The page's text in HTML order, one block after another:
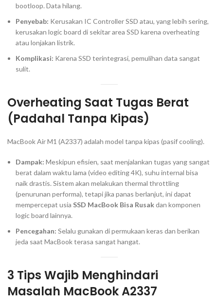
bootloop. Data hilang.
Penyebab: Kerusakan IC ControllerSSD atau, yang lebih sering,
kerusakan logic board di sekitar area SSD karena overheating
atau lonjakan listrik.
Komplikasi: Karena SSD terintegrasi, pemulihan data sangat
sulit.
Overheating Saat Tugas Berat
(Padahal Tanpa Kipas)
MacBook Air M1 (A2337) adalah model tanpa kipas (pasifcooling).
Dampak: Meskipun efisien, saat menjalankan tugas yang sangat
berat dalam waktu lama (video editing4K), suhu internal bisa
naik drastis. Sistem akan melakukan thermal throttling
(penurunan performa), tetapi jika panas berlanjut, ini dapat
mempercepat usia SSD MacBook Bisa Rusakdan komponen
logic board lainnya.
Pencegahan: Selalu gunakan di permukaan keras dan berikan
jeda saat MacBook terasa sangat hangat.
3 Tips Wajib Menghindari
Masalah MacBook A2337